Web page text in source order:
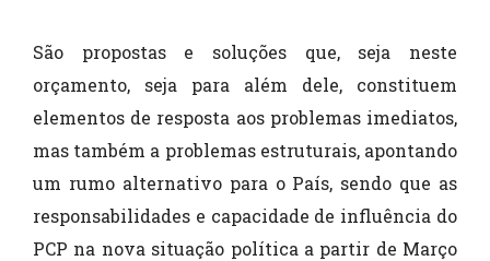
São propostas e soluções que, seja neste
orçamento, seja para além dele, constituem
elementos de resposta aos problemas imediatos,
mas também a problemas estruturais, apontando
um rumo alternativo para o País, sendo que as
responsabilidades e capacidade de influência do
PCP na nova situação política a partir de Março